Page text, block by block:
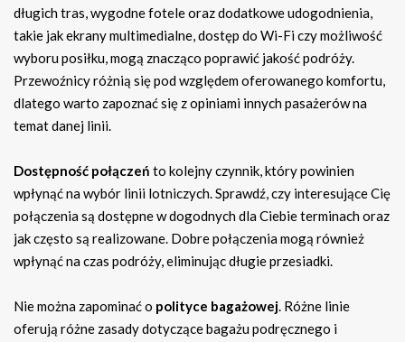
długich tras, wygodne fotele oraz dodatkowe udogodnienia,
takie jak ekrany multimedialne, dostęp do Wi-Fi czy możliwość
wyboru posiłku, mogą znacząco poprawić jakość podróży.
Przewoźnicy różnią się pod względem oferowanego komfortu,
dlatego warto zapoznać się z opiniami innych pasażerów na
temat danej linii.
Dostępność połączeń to kolejny czynnik, który powinien
wpłynąć na wybór linii lotniczych. Sprawdź, czy interesujące Cię
połączenia są dostępne w dogodnych dla Ciebie terminach oraz
jak często są realizowane. Dobre połączenia mogą również
wpłynąć na czas podróży, eliminując długie przesiadki.
Nie można zapominać o polityce bagażowej. Różne linie
oferują różne zasady dotyczące bagażu podręcznego i